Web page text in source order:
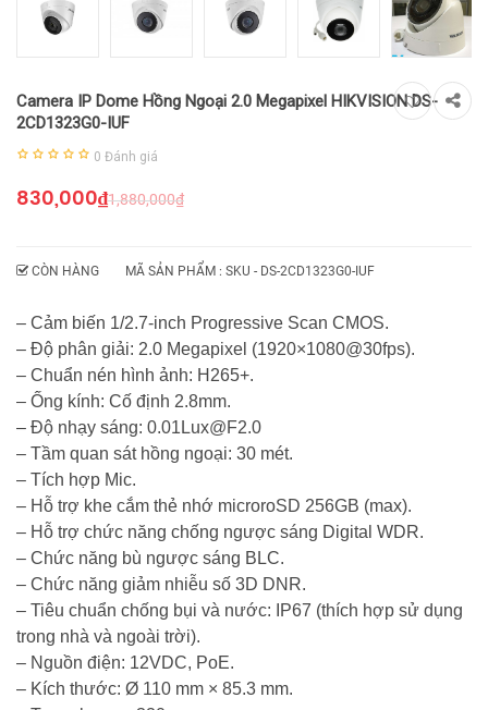
Camera IP Dome Hồng Ngoại 2.0 Megapixel HIKVISION DS-
2CD1323G0-IUF
0 Đánh giá
1,880,000₫
830,000₫
CÒN HÀNG MÃ SẢN PHẨM : SKU - DS-2CD1323G0-IUF
– Cảm biến 1/2.7-inch Progressive Scan CMOS.
– Độ phân giải: 2.0 Megapixel (1920×1080@30fps).
– Chuẩn nén hình ảnh: H265+.
– Ống kính: Cố định 2.8mm.
– Độ nhạy sáng: 0.01Lux@F2.0
– Tầm quan sát hồng ngoại: 30 mét.
– Tích hợp Mic.
– Hỗ trợ khe cắm thẻ nhớ microroSD 256GB (max).
– Hỗ trợ chức năng chống ngược sáng Digital WDR.
– Chức năng bù ngược sáng BLC.
– Chức năng giảm nhiễu số 3D DNR.
– Tiêu chuẩn chống bụi và nước: IP67 (thích hợp sử dụng
trong nhà và ngoài trời).
– Nguồn điện: 12VDC, PoE.
– Kích thước: Ø 110 mm × 85.3 mm.